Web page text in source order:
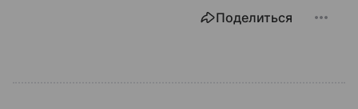
Поделиться